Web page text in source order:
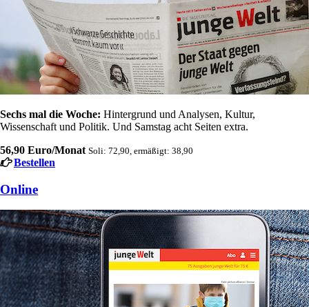
Sechs mal die Woche: Hintergrund und Analysen, Kultur,
Wissenschaft und Politik. Und Samstag acht Seiten extra.
56,90 Euro/Monat Soli: 72,90, ermäßigt: 38,90
Bestellen
Online